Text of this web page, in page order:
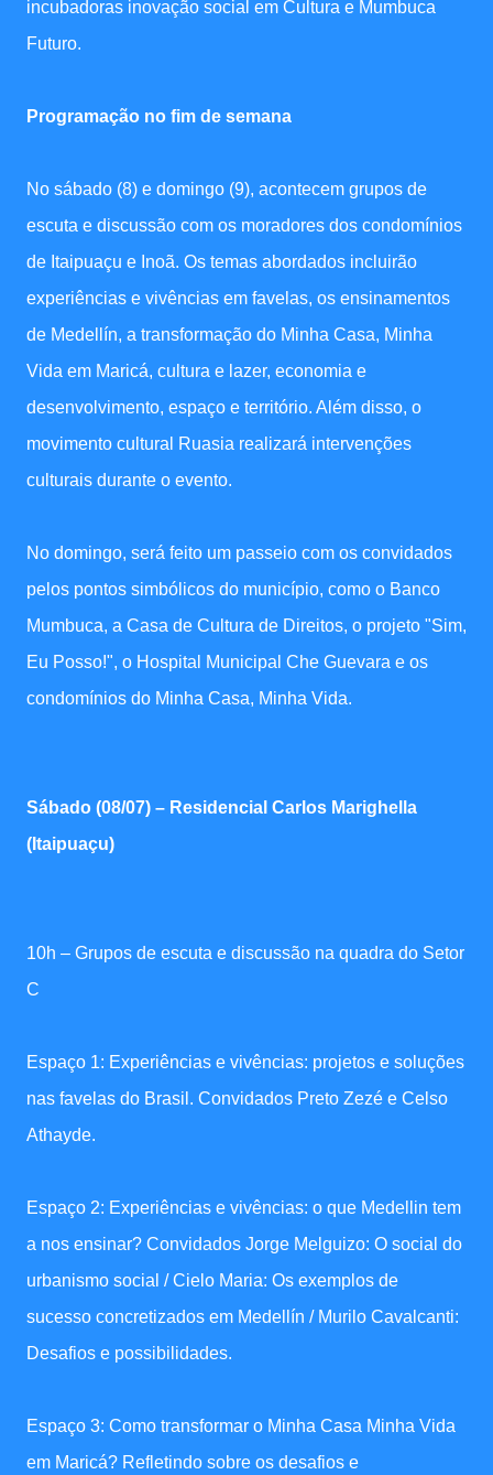
incubadoras inovação social em Cultura e Mumbuca
Futuro.
Programação no fim de semana
No sábado (8) e domingo (9), acontecem grupos de
escuta e discussão com os moradores dos condomínios
de Itaipuaçu e Inoã. Os temas abordados incluirão
experiências e vivências em favelas, os ensinamentos
de Medellín, a transformação do Minha Casa, Minha
Vida em Maricá, cultura e lazer, economia e
desenvolvimento, espaço e território. Além disso, o
movimento cultural Ruasia realizará intervenções
culturais durante o evento.
No domingo, será feito um passeio com os convidados
pelos pontos simbólicos do município, como o Banco
Mumbuca, a Casa de Cultura de Direitos, o projeto "Sim,
Eu Posso!", o Hospital Municipal Che Guevara e os
condomínios do Minha Casa, Minha Vida.
Sábado (08/07) – Residencial Carlos Marighella
(Itaipuaçu)
10h – Grupos de escuta e discussão na quadra do Setor
C
Espaço 1: Experiências e vivências: projetos e soluções
nas favelas do Brasil. Convidados Preto Zezé e Celso
Athayde.
Espaço 2: Experiências e vivências: o que Medellin tem
a nos ensinar? Convidados Jorge Melguizo: O social do
urbanismo social / Cielo Maria: Os exemplos de
sucesso concretizados em Medellín / Murilo Cavalcanti:
Desafios e possibilidades.
Espaço 3: Como transformar o Minha Casa Minha Vida
em Maricá? Refletindo sobre os desafios e